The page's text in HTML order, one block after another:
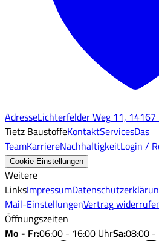
AdresseLichterfelder Weg 11, 14167
Tietz BaustoffeKontaktServicesDas
TeamKarriereNachhaltigkeitLogin /
Cookie-Einstellungen
Weitere
LinksImpressum
Mail-EinstellungenVertrag
Öffnungszeiten
Mo - Fr:06:00 - 16:00 UhrSa:08:00 -